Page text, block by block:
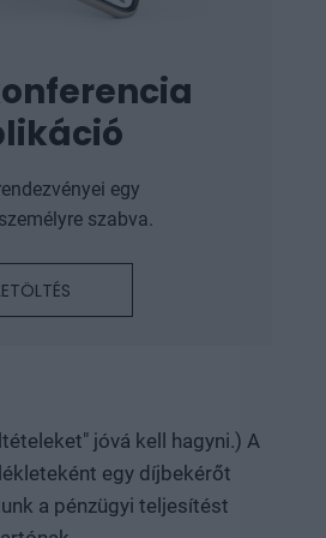
egy
szabva.
jóvá kell hagyni.) A
egy díjbekérőt
a pénzügyi teljesítést